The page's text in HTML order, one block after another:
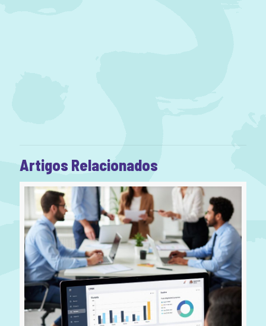
Artigos Relacionados